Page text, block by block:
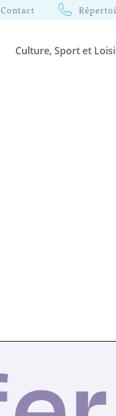
Contact
Culture, Sport et